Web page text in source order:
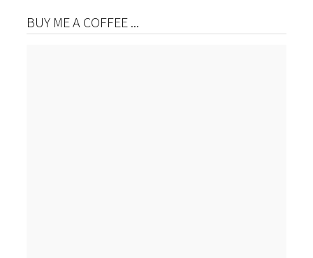
BUY ME A COFFEE ...